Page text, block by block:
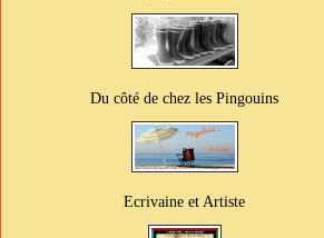
Du côté de chez les Pingouins
Ecrivaine et Artiste